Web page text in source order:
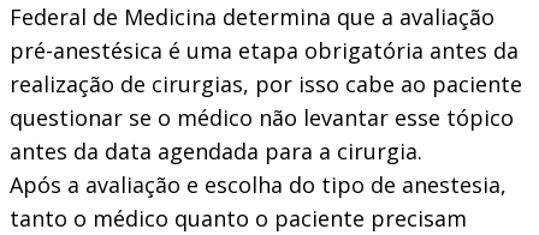
Federal de Medicina determina que a avaliação
pré-anestésica é uma etapa obrigatória antes da
realização de cirurgias, por isso cabe ao paciente
questionar se o médico não levantar esse tópico
antes da data agendada para a cirurgia.
Após a avaliação e escolha do tipo de anestesia,
tanto o médico quanto o paciente precisam